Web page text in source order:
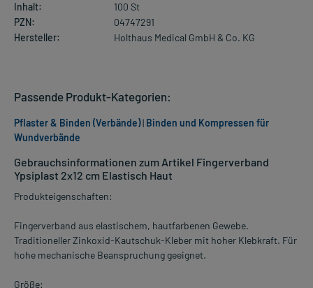
Inhalt:
100 St
PZN:
04747291
Hersteller:
Holthaus Medical GmbH & Co. KG
Gebrauchsinformationen zum Artikel Fingerverband
Ypsiplast 2x12 cm Elastisch Haut
Produkteigenschaften:
Fingerverband aus elastischem, hautfarbenen Gewebe.
Traditioneller Zinkoxid-Kautschuk-Kleber mit hoher Klebkraft. Für
hohe mechanische Beanspruchung geeignet.
Größe:
Passende Produkt-Kategorien:
Pflaster & Binden (Verbände)| Binden und Kompressen für
Wundverbände